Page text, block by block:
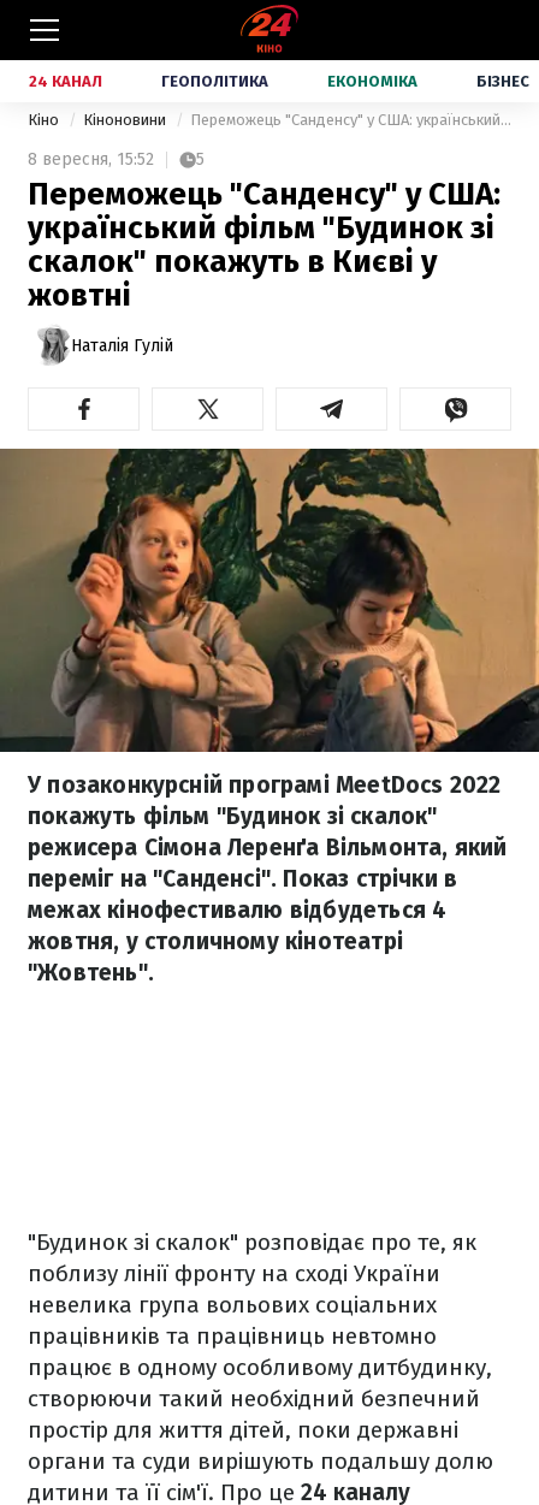
24 КАНАЛ ГЕОПОЛІТИКА ЕКОНОМІКА БІЗНЕС
Кіно Кіноновини Переможець "Санденсу" у США: український фільм "Будинок зі скалок" покажуть в Києві у жовтні
8 вересня, 15:52 5
Переможець "Санденсу" у США:
український фільм "Будинок зі
скалок" покажуть в Києві у
жовтні
Наталія Гулій
У позаконкурсній програмі MeetDocs 2022
покажуть фільм "Будинок зі скалок"
режисера Сімона Леренґа Вільмонта, який
переміг на "Санденсі". Показ стрічки в
межах кінофестивалю відбудеться 4
жовтня, у столичному кінотеатрі
"Жовтень".
"Будинок зі скалок" розповідає про те, як
поблизу лінії фронту на сході України
невелика група вольових соціальних
працівників та працівниць невтомно
працює в одному особливому дитбудинку,
створюючи такий необхідний безпечний
простір для життя дітей, поки державні
органи та суди вирішують подальшу долю
дитини та її сім'ї. Про це 24 каналу